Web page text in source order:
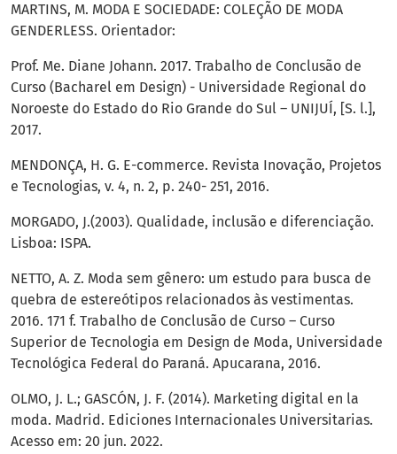
MARTINS, M. MODA E SOCIEDADE: COLEÇÃO DE MODA
GENDERLESS. Orientador:
Prof. Me. Diane Johann. 2017. Trabalho de Conclusão de
Curso (Bacharel em Design) - Universidade Regional do
Noroeste do Estado do Rio Grande do Sul – UNIJUÍ, [S. l.],
2017.
MENDONÇA, H. G. E-commerce. Revista Inovação, Projetos
e Tecnologias, v. 4, n. 2, p. 240- 251, 2016.
MORGADO, J.(2003). Qualidade, inclusão e diferenciação.
Lisboa: ISPA.
NETTO, A. Z. Moda sem gênero: um estudo para busca de
quebra de estereótipos relacionados às vestimentas.
2016. 171 f. Trabalho de Conclusão de Curso – Curso
Superior de Tecnologia em Design de Moda, Universidade
Tecnológica Federal do Paraná. Apucarana, 2016.
OLMO, J. L.; GASCÓN, J. F. (2014). Marketing digital en la
moda. Madrid. Ediciones Internacionales Universitarias.
Acesso em: 20 jun. 2022.